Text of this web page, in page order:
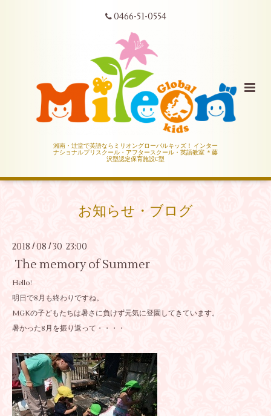
0466-51-0554
湘南・辻堂で英語ならミリオングローバルキッズ！ インター
ナショナルプリスクール・アフタースクール・英語教室 ＊藤
沢型認定保育施設C型
お知らせ・ブログ
2018 /08 /30 23:00
The memory of Summer
Hello!
明日で8月も終わりですね。
MGKの子どもたちは暑さに負けず元気に登園してきています。
暑かった8月を振り返って・・・・